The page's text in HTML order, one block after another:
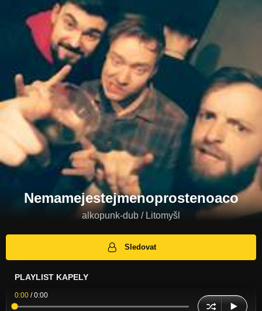
Nemamejestejmenoprostenoaco
alkopunk-dub / Litomyšl
Sledovat
PLAYLIST KAPELY
0:00 /0:00